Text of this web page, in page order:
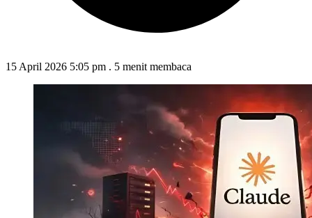
15 April 2026 5:05 pm . 5 menit membaca